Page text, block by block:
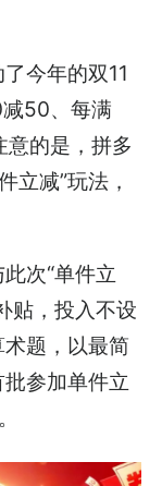
今年的双11
50、每满
的是，拼多
立减”玩法，
次“单件立
贴，投入不设
题，以最简
参加单件立